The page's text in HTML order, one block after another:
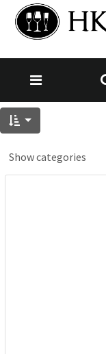
Show categories